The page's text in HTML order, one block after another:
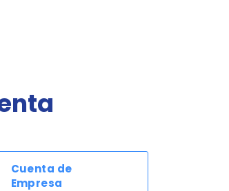
Cuenta de
Empresa